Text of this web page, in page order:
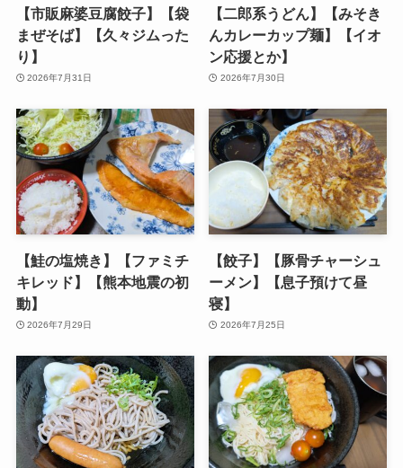
【市販麻婆豆腐餃子】【袋
まぜそば】【久々ジムった
り】
2026年7月31日
【二郎系うどん】【みそき
んカレーカップ麺】【イオ
ン応援とか】
2026年7月30日
【鮭の塩焼き】【ファミチ
キレッド】【熊本地震の初
動】
2026年7月29日
【餃子】【豚骨チャーシュ
ーメン】【息子預けて昼
寝】
2026年7月25日